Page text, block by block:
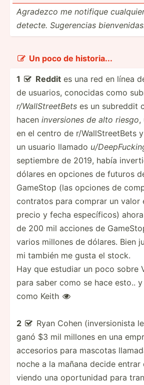
Agradezco me notifique
detecte. Sugere­ncias
 Un poco de histor­ia...
1  Reddites una red en línea
de usuarios, conocidas como
r/WallStreetBets es un subreddit
hacen inversiones de alto riesgo,
en el centro de r/WallStreetBets
un usuario llamado u/
septiembre de 2019, había
dólares en opciones de futuros
GameStop (las opciones de
contratos para comprar un valor
precio y fecha específicos)
de 200 mil acciones de
varios millones de dólares. Bien
mi también me gusta el stock.
Hay que estudiar un poco sobre
para saber como se hace esto..
como Keith 
2  Ryan Cohen (inversionista
ganó $3 mil millones en una
accesorios para mascotas
noche a la mañana decide entrar
viendo una oportunidad para